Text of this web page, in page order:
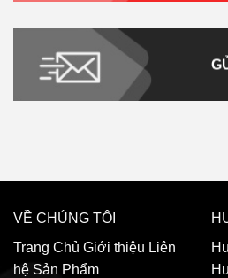
VỀ CHÚNG TÔI
Trang Chủ Giới thiệu Liên
hệ Sản Phẩm